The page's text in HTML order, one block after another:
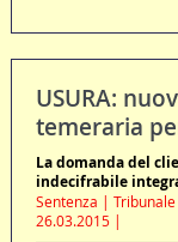
USURA:
temeraria
La domanda del
indecifrabile
Sentenza |
26.03.2015 |